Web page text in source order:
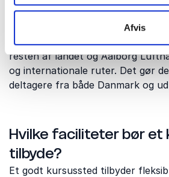
Afvis
Er Nordjylland let at
Ja. Regionen har gode
resten af landet og Aalborg
og internationale ruter. Det gør
deltagere fra både Danmark og
Hvilke faciliteter bør et
tilbyde?
Et godt kursussted tilbyder